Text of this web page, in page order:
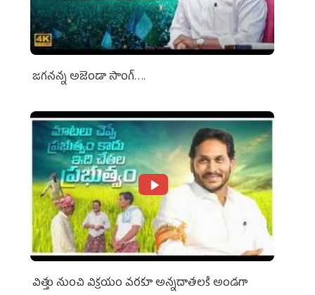
జగనన్న అజెండా సాంగ్….
విత్తు నుంచి విక్రయం వరకూ అన్నదాతలకి అండగా